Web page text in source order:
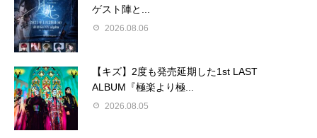
ゲスト陣と...
2026.08.06
【キズ】2度も発売延期した1st LAST
ALBUM『極楽より極...
2026.08.05